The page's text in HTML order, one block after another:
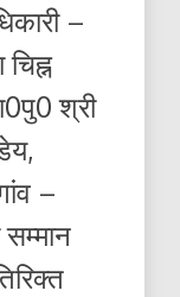
–
श्री
–